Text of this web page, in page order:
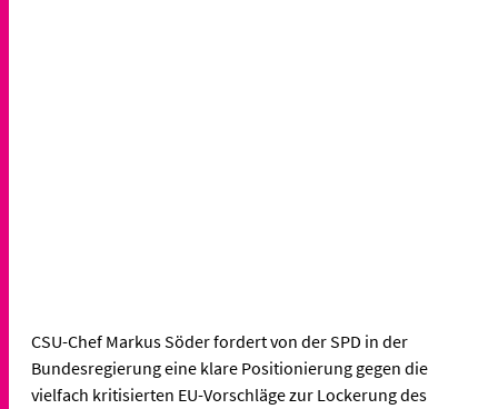
CSU-Chef Markus Söder fordert von der SPD in der
Bundesregierung eine klare Positionierung gegen die
vielfach kritisierten EU-Vorschläge zur Lockerung des